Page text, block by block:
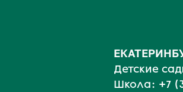
Детские
Школа: +7